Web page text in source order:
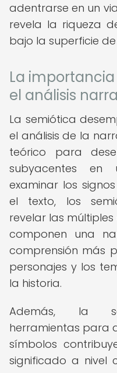
adentrarse en un
revela la riqueza
bajo la superficie
La
el análisis
La semiótica
el análisis de la
teórico para
subyacentes
examinar los
el texto, los
revelar las
componen una
comprensión más
personajes y los
la historia.
Además, la
herramientas para
símbolos
significado a nivel